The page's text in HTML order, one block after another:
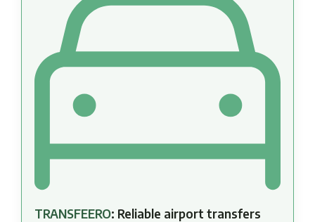
TRANSFEERO: Reliable airport transfers